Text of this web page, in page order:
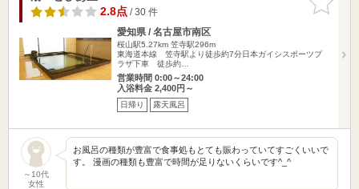
りに追加
2.8点/ 30 件
愛知県 / 名古屋市南区
桜山駅5.27km 笠寺駅296m
東海道本線 笠寺駅より徒歩約7分日本ガイシスポーツプ
ラザ下車 徒歩約…
営業時間 0:00～24:00
入浴料金 2,400円～
日帰り 露天風呂
～10代
女性
お風呂の種類が豊富で食事処もとても賑わっていてすごくいいで
す。 漫画の種類も豊富で時間が足りないくらいです^_^